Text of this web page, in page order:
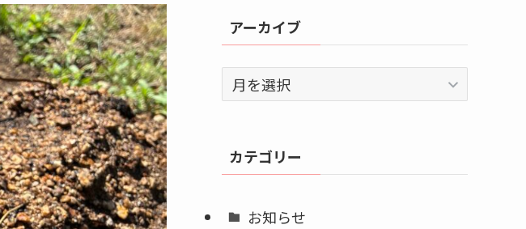
アーカイブ
ア
ー
イ
ブ
カテゴリー
お知らせ